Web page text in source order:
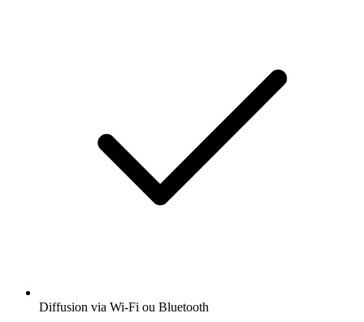
Diffusion via Wi-Fi ou Bluetooth